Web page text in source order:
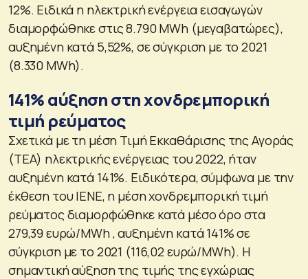
12%. Ειδικά η ηλεκτρική ενέργεια εισαγωγών
διαμορφώθηκε στις 8.790 MWh (μεγαβατώρες),
αυξημένη κατά 5,52%, σε σύγκριση με το 2021
(8.330 MWh).
141% αύξηση στη χονδρεμπορική
τιμή ρεύματος
Σχετικά με τη μέση Τιμή Εκκαθάρισης της Αγοράς
(ΤΕΑ) ηλεκτρικής ενέργειας του 2022, ήταν
αυξημένη κατά 141%. Ειδικότερα, σύμφωνα με την
έκθεση του ΙΕΝΕ, η μέση χονδρεμπορική τιμή
ρεύματος διαμορφώθηκε κατά μέσο όρο στα
279,39 ευρώ/MWh , αυξημένη κατά 141% σε
σύγκριση με το 2021 (116,02 ευρώ/MWh). Η
σημαντική αύξηση της τιμής της εγχώριας